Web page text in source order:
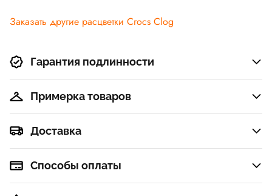
Заказать другие расцветки Crocs Clog
Гарантия подлинности
Примерка товаров
Доставка
Способы оплаты